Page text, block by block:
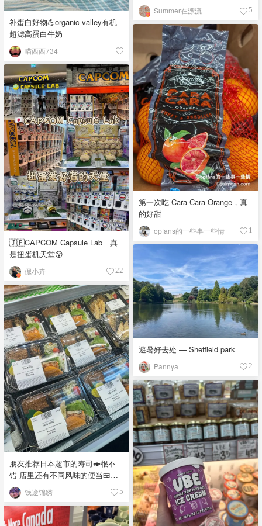
补蛋白好物💪organic valley有机
超滤高蛋白牛奶
喵西西734
Summer在漂流 5
第一次吃 Cara Cara Orange，真
的好甜
opfans的一些事一些情 1
🇯🇵CAPCOM Capsule Lab｜真
是扭蛋机天堂😮
偲小卉 22
避暑好去处 — Sheffield park
Pannya 2
朋友推荐日本超市的寿司🍣很不
错 店里还有不同风味的便当🍱，
饭团🍙 品种真多，价格又实惠，
都看馋了
钱途锦绣 5